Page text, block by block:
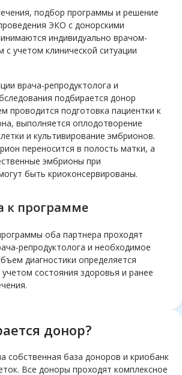
подбор программы и решение
ЭКО с донорскими
индивидуально врачом-
с учетом клинической ситуации
врача-репродуктолога и
подбирается донор
проводится подготовка пациентки к
выполняется оплодотворение
и культивирование эмбрионов.
переносится в полость матки, а
эмбрионы при
быть криоконсервированы.
к программе
оба партнера проходят
репродуктолога и необходимое
диагностики определяется
состояния здоровья и ранее
донор?
собственная база доноров и криобанк
Все доноры проходят комплексное